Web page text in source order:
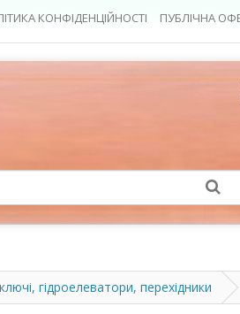
КОНФІДЕНЦІЙНОСТІ ПУБЛІЧНА
гідроелеватори, перехідники